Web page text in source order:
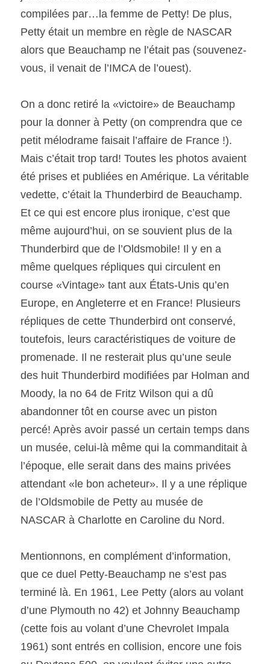
compilées par…la femme de Petty! De plus,
Petty était un membre en règle de NASCAR
alors que Beauchamp ne l’était pas (souvenez-
vous, il venait de l’IMCA de l’ouest).
On a donc retiré la «victoire» de Beauchamp
pour la donner à Petty (on comprendra que ce
petit mélodrame faisait l’affaire de France !).
Mais c’était trop tard! Toutes les photos avaient
été prises et publiées en Amérique. La véritable
vedette, c’était la Thunderbird de Beauchamp.
Et ce qui est encore plus ironique, c’est que
même aujourd’hui, on se souvient plus de la
Thunderbird que de l’Oldsmobile! Il y en a
même quelques répliques qui circulent en
course «Vintage» tant aux États-Unis qu’en
Europe, en Angleterre et en France! Plusieurs
répliques de cette Thunderbird ont conservé,
toutefois, leurs caractéristiques de voiture de
promenade. Il ne resterait plus qu’une seule
des huit Thunderbird modifiées par Holman and
Moody, la no 64 de Fritz Wilson qui a dû
abandonner tôt en course avec un piston
percé! Après avoir passé un certain temps dans
un musée, celui-là même qui la commanditait à
l’époque, elle serait dans des mains privées
attendant «le bon acheteur». Il y a une réplique
de l’Oldsmobile de Petty au musée de
NASCAR à Charlotte en Caroline du Nord.
Mentionnons, en complément d’information,
que ce duel Petty-Beauchamp ne s’est pas
terminé là. En 1961, Lee Petty (alors au volant
d’une Plymouth no 42) et Johnny Beauchamp
(cette fois au volant d’une Chevrolet Impala
1961) sont entrés en collision, encore une fois